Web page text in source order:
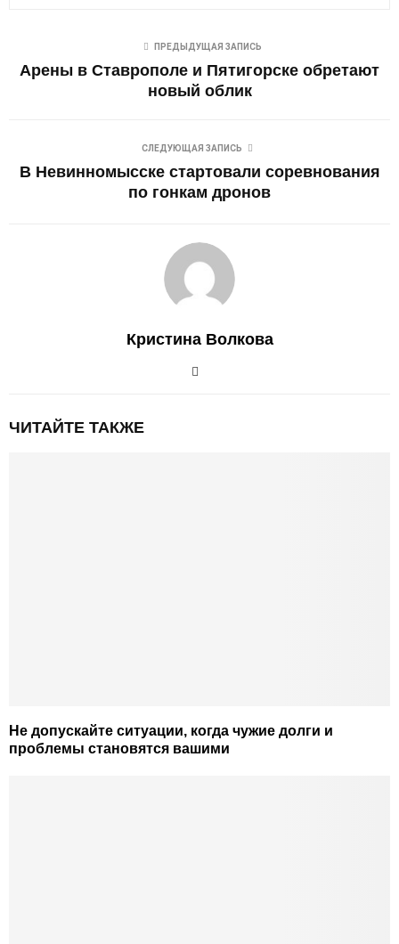
ПРЕДЫДУЩАЯ ЗАПИСЬ
Арены в Ставрополе и Пятигорске обретают
новый облик
СЛЕДУЮЩАЯ ЗАПИСЬ
В Невинномысске стартовали соревнования
по гонкам дронов
Кристина Волкова
ЧИТАЙТЕ ТАКЖЕ
Не допускайте ситуации, когда чужие долги и
проблемы становятся вашими